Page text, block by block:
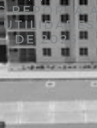
REPORTA
DE 2025